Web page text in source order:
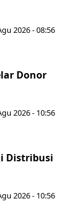
2026 - 08:56
Donor
2026 - 10:56
Distribusi
2026 - 10:56